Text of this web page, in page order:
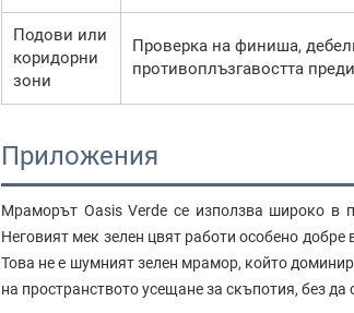
Подови или
коридорни
зони
Проверка на финиша,
противоплъзгавостта
Приложения
Мраморът Oasis Verde се използва широко в
Неговият мек зелен цвят работи особено
Това не е шумният зелен мрамор, който
на пространството усещане за скъпотия, без да